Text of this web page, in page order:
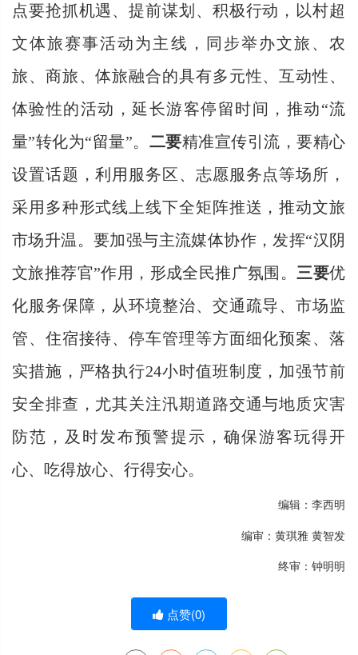
点要抢抓机遇、提前谋划、积极行动， 以村超
文体旅赛事活动为主线 ， 同步举办文旅、农
旅、商旅、体旅融合的具有多元性、互动性、
体验性的活动， 延长游客停留时间，推动“流
量”转化为“留量”。 二要精准宣传引流，要精心
设置话题，利用服务区、志愿服务点等场所，
采用多种形式线上线下全矩阵推送，推动文旅
市场升温 。要加强与主流媒体协作，发挥“汉阴
文旅推荐官”作用， 形成全民推广氛围 。 三要优
化服务保障，从环境整治、交通疏导、市场监
管、住宿接待、停车管理等方面细化预案、落
实措施，严格执行24小时值班制度，加强节前
安全排查，尤其关注汛期道路交通与地质灾害
防范，及时发布预警提示，确保游客玩得开
心、吃得放心、行得安心。
编辑：李西明
编审：黄琪雅 黄智发
终审：钟明明
点赞(0)